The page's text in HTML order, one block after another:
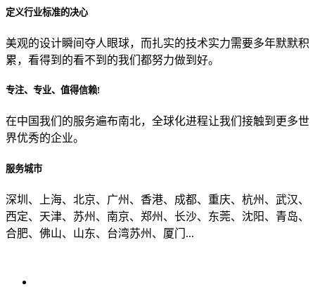
贵公司的团队规模是？
目前主要的营销渠道是？
定义行业标准的决心
美观的设计瞬间夺人眼球，而扎实的技术实力需要多年默默积
累，看得到的看不到的我们都努力做到好。
专注、专业、值得信赖!
在中国我们的服务遍布南北，全球化进程让我们接触到更多世
界优秀的企业。
服务城市
深圳、上海、北京、广州、香港、成都、重庆、杭州、武汉、
西定、天津、苏州、南京、郑州、长沙、东莞、沈阳、青岛、
合肥、佛山、山东、台湾苏州、厦门...